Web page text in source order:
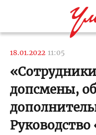
18.01.2022 11:05
допсмены,